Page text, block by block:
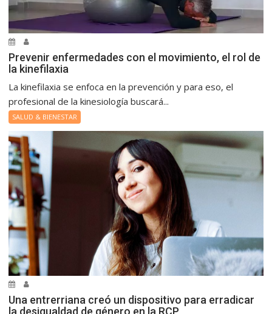
Prevenir enfermedades con el movimiento, el rol de
la kinefilaxia
La kinefilaxia se enfoca en la prevención y para eso, el
profesional de la kinesiología buscará...
SALUD & BIENESTAR
Una entrerriana creó un dispositivo para erradicar
la desigualdad de género en la RCP